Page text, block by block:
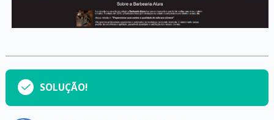
SOLUÇÃO!